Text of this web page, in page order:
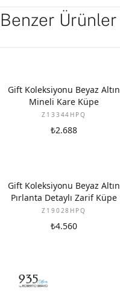
Benzer Ürünler
YENI
Gift Koleksiyonu Beyaz Altın
Mineli Kare Küpe
Z13344HPQ
₺2.688
YENI
Gift Koleksiyonu Beyaz Altın
Pırlanta Detaylı Zarif Küpe
Z19028HPQ
₺4.560